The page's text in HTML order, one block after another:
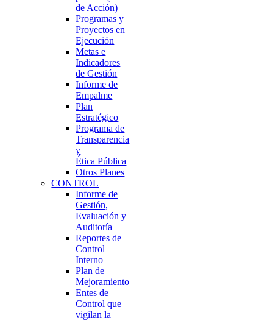
de Acción)
Programas y
Proyectos en
Ejecución
Metas e
Indicadores
de Gestión
Informe de
Empalme
Plan
Estratégico
Programa de
Transparencia
y
Ética Pública
Otros Planes
CONTROL
Informe de
Gestión,
Evaluación y
Auditoría
Reportes de
Control
Interno
Plan de
Mejoramiento
Entes de
Control que
vigilan la